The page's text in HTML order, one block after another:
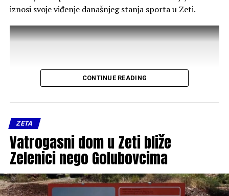
iznosi svoje viđenje današnjeg stanja sporta u Zeti.
CONTINUE READING
ZETA
Vatrogasni dom u Zeti bliže
Zelenici nego Golubovcima